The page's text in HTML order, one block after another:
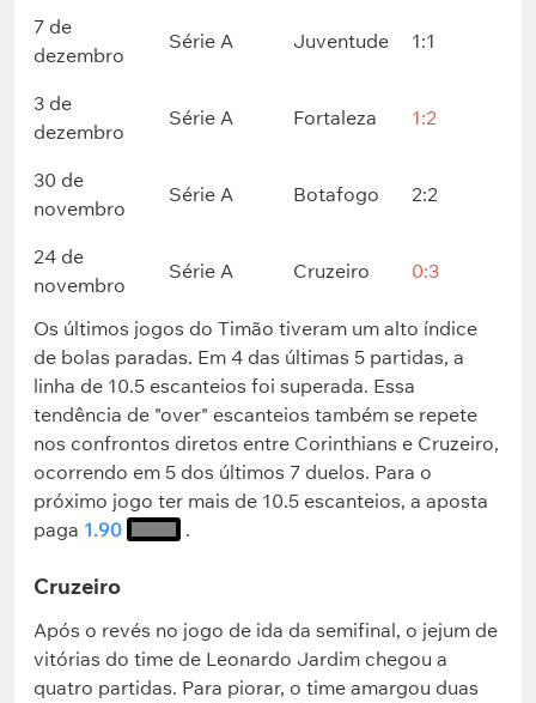
7 de
dezembro
Série A Juventude 1:1
3 de
dezembro
Série A Fortaleza 1:2
30 de
novembro
Série A Botafogo 2:2
24 de
novembro
Série A Cruzeiro 0:3
Os últimos jogos do Timão tiveram um alto índice
de bolas paradas. Em 4 das últimas 5 partidas, a
linha de 10.5 escanteios foi superada. Essa
tendência de "over" escanteios também se repete
nos confrontos diretos entre Corinthians e Cruzeiro,
ocorrendo em 5 dos últimos 7 duelos. Para o
próximo jogo ter mais de 10.5 escanteios, a aposta
paga 1.90 .
Cruzeiro
Após o revés no jogo de ida da semifinal, o jejum de
vitórias do time de Leonardo Jardim chegou a
quatro partidas. Para piorar, o time amargou duas